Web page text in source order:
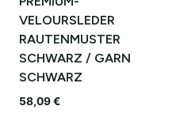
VELOURSLEDER
RAUTENMUSTER
SCHWARZ / GARN
SCHWARZ
58,09€